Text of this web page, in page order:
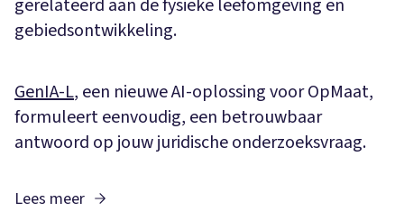
gerelateerd aan de fysieke leefomgeving en
gebiedsontwikkeling.
GenIA-L, een nieuwe AI-oplossing voor OpMaat,
formuleert eenvoudig, een betrouwbaar
antwoord op jouw juridische onderzoeksvraag.
Lees meer